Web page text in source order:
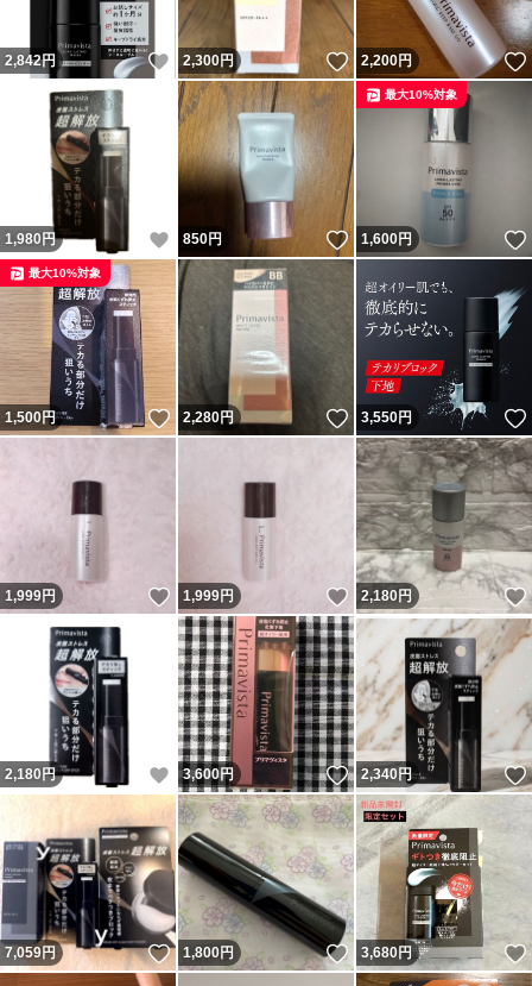
2,842円 いいね！
2,300円 いいね！
2,200円
1,980 円 いいね！
850円 いいね！
1,600円
最大10%対象
1,500円 いいね！
最大10%対象
2,280円 いいね！
3,550円
1,999円 いいね！
1,999円 いいね！
2,180円
2,180 円 いいね！
3,600円 いいね！
2,340円
7,059円 いいね！
1,800円 いいね！
3,680円